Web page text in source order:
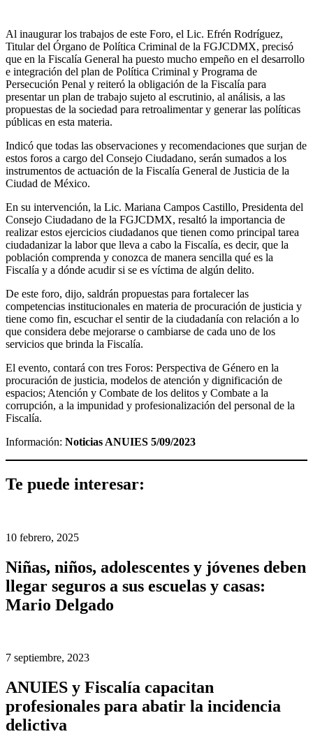
Al inaugurar los trabajos de este Foro, el Lic. Efrén Rodríguez,
Titular del Órgano de Política Criminal de la FGJCDMX, precisó
que en la Fiscalía General ha puesto mucho empeño en el desarrollo
e integración del plan de Política Criminal y Programa de
Persecución Penal y reiteró la obligación de la Fiscalía para
presentar un plan de trabajo sujeto al escrutinio, al análisis, a las
propuestas de la sociedad para retroalimentar y generar las políticas
públicas en esta materia.
Indicó que todas las observaciones y recomendaciones que surjan de
estos foros a cargo del Consejo Ciudadano, serán sumados a los
instrumentos de actuación de la Fiscalía General de Justicia de la
Ciudad de México.
En su intervención, la Lic. Mariana Campos Castillo, Presidenta del
Consejo Ciudadano de la FGJCDMX, resaltó la importancia de
realizar estos ejercicios ciudadanos que tienen como principal tarea
ciudadanizar la labor que lleva a cabo la Fiscalía, es decir, que la
población comprenda y conozca de manera sencilla qué es la
Fiscalía y a dónde acudir si se es víctima de algún delito.
De este foro, dijo, saldrán propuestas para fortalecer las
competencias institucionales en materia de procuración de justicia y
tiene como fin, escuchar el sentir de la ciudadanía con relación a lo
que considera debe mejorarse o cambiarse de cada uno de los
servicios que brinda la Fiscalía.
El evento, contará con tres Foros: Perspectiva de Género en la
procuración de justicia, modelos de atención y dignificación de
espacios; Atención y Combate de los delitos y Combate a la
corrupción, a la impunidad y profesionalización del personal de la
Fiscalía.
Información: Noticias ANUIES 5/09/2023
Te puede interesar:
10 febrero, 2025
Niñas, niños, adolescentes y jóvenes deben
llegar seguros a sus escuelas y casas:
Mario Delgado
7 septiembre, 2023
ANUIES y Fiscalía capacitan
profesionales para abatir la incidencia
delictiva